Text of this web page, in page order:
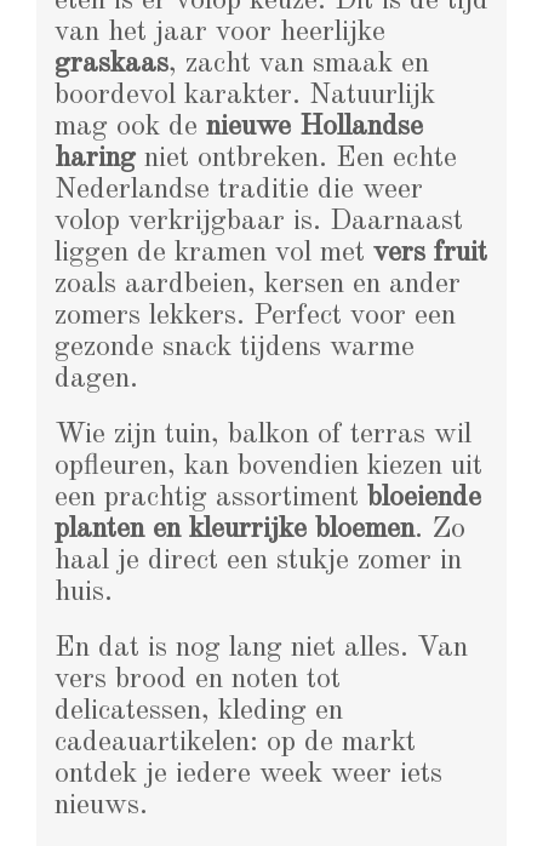
van het jaar voor heerlijke
graskaas, zacht van smaak en
boordevol karakter. Natuurlijk
mag ook de nieuwe Hollandse
haring niet ontbreken. Een echte
Nederlandse traditie die weer
volop verkrijgbaar is. Daarnaast
liggen de kramen vol met vers fruit
zoals aardbeien, kersen en ander
zomers lekkers. Perfect voor een
gezonde snack tijdens warme
dagen.
Wie zijn tuin, balkon of terras wil
opfleuren, kan bovendien kiezen uit
een prachtig assortiment bloeiende
planten en kleurrijke bloemen. Zo
haal je direct een stukje zomer in
huis.
En dat is nog lang niet alles. Van
vers brood en noten tot
delicatessen, kleding en
cadeauartikelen: op de markt
ontdek je iedere week weer iets
nieuws.